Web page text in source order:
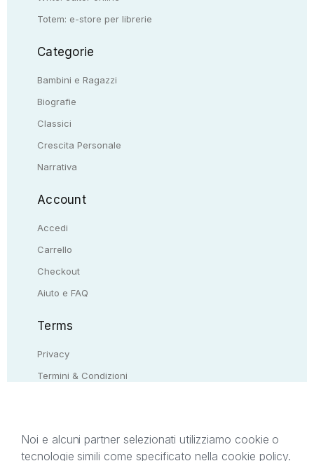
Totem: e-store per librerie
Categorie
Bambini e Ragazzi
Biografie
Classici
Crescita Personale
Narrativa
Account
Accedi
Carrello
Checkout
Aiuto e FAQ
Terms
Privacy
Termini & Condizioni
Noi e alcuni partner selezionati utilizziamo cookie o
tecnologie simili come specificato nella cookie policy.